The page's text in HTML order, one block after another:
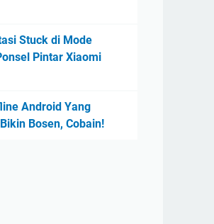
Stuck di Mode
Pintar Xiaomi
Android Yang
Bosen, Cobain!